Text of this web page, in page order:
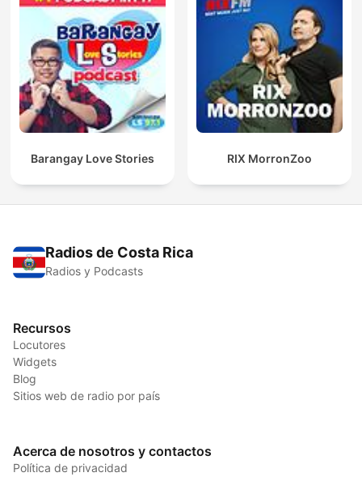
Barangay Love Stories RIX MorronZoo
Radios de Costa Rica
Radios y Podcasts
Recursos
Locutores
Widgets
Blog
Sitios web de radio por país
Acerca de nosotros y contactos
Política de privacidad